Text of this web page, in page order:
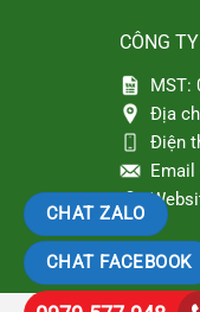
CÔNG
MST:
Địa
Điện
Email
CHAT ZALO
CHAT FACEBOOK